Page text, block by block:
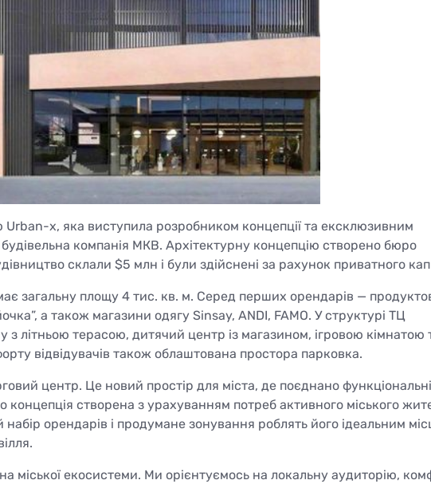
Urban-x, яка виступила розробником концепції та ексклюзивним
компанія МКВ. Архітектурну концепцію створено бюро
склали $5 млн і були здійснені за рахунок приватного
загальну площу 4 тис. кв. м. Серед перших орендарів —
а також магазини одягу Sinsay, ANDI, FAMO. У структурі ТЦ
літньою терасою, дитячий центр із магазином, ігровою кімнатою
відвідувачів також облаштована простора парковка.
центр. Це новий простір для міста, де поєднано
концепція створена з урахуванням потреб активного міського
орендарів і продумане зонування роблять його ідеальним
міської екосистеми. Ми орієнтуємось на локальну аудиторію,